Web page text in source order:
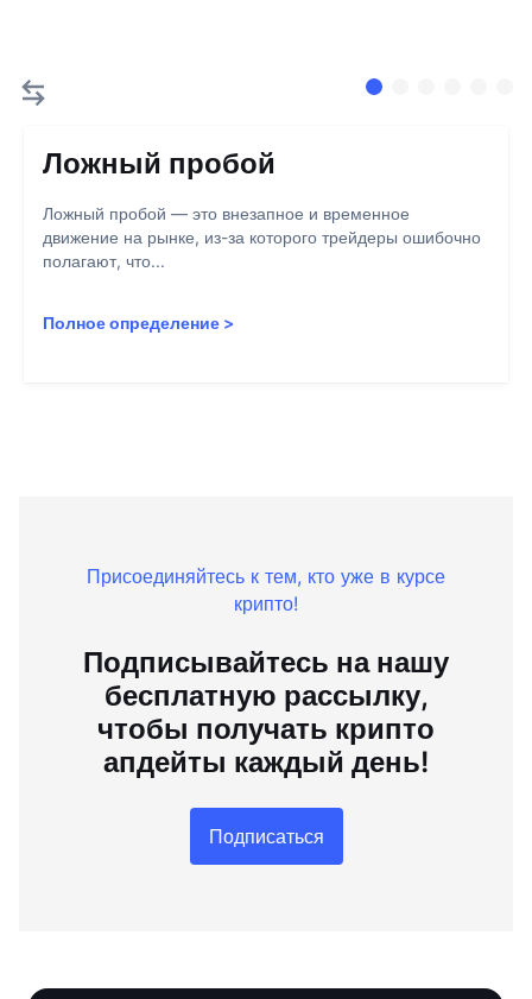
Ложный пробой
Ложный пробой — это внезапное и временное
движение на рынке, из-за которого трейдеры ошибочно
полагают, что...
Полное определение >
Присоединяйтесь к тем, кто уже в курсе
крипто!
Подписывайтесь на нашу
бесплатную рассылку,
чтобы получать крипто
апдейты каждый день!
Подписаться